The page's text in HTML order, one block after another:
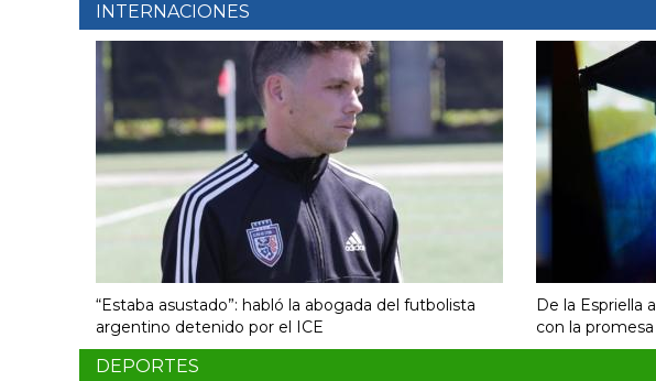
INTERNACIONES
“Estaba asustado”: habló la abogada del futbolista
argentino detenido por el ICE
De la Espriella
con la
DEPORTES